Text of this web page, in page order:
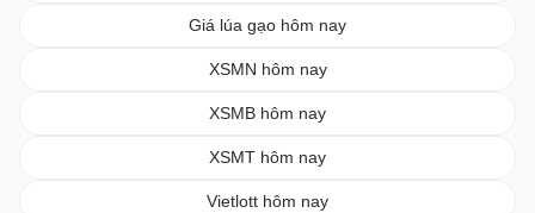
Giá lúa gạo hôm nay
XSMN hôm nay
XSMB hôm nay
XSMT hôm nay
Vietlott hôm nay